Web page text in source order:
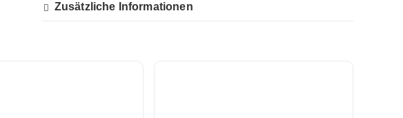
Zusätzliche Informationen